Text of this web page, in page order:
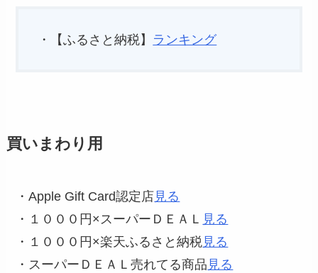
・【ふるさと納税】 ランキング
買いまわり用
・Apple Gift Card認定店見る
・１０００円×スーパーＤＥＡＬ 見る
・１０００円×楽天ふるさと納税見る
・スーパーＤＥＡＬ売れてる商品 見る